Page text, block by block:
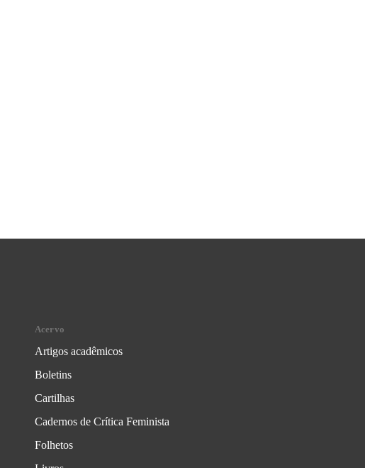
Acervo
Artigos acadêmicos
Boletins
Cartilhas
Cadernos de Crítica Feminista
Folhetos